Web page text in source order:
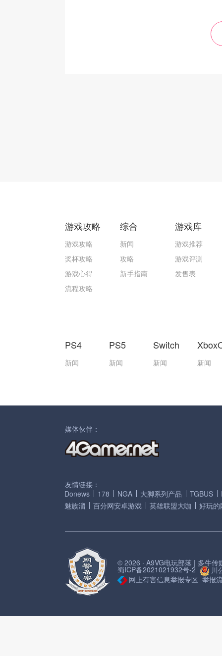
游戏攻略
游戏攻略
奖杯攻略
游戏心得
流程攻略
综合
新闻
攻略
新手指南
游戏库
游戏推荐
游戏评测
发售表
PS4
新闻
PS5
新闻
Switch
新闻 新闻
媒体伙伴：
友情链接：
Donews
178 NGA 大脚系列产品 TGBUS
魅族溜
百分网安卓游戏 英雄联盟大咖 好玩的
© 2026 · A9VG电玩部落 | 多牛传
蜀ICP备2021021932号-2
川
网上有害信息举报专区 举报